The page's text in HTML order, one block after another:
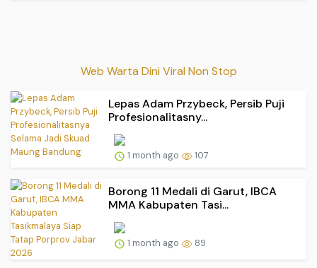
Web Warta Dini Viral Non Stop
Lepas Adam Przybeck, Persib Puji
Profesionalitasny...
1 month ago 107
Borong 11 Medali di Garut, IBCA
MMA Kabupaten Tasi...
1 month ago 89